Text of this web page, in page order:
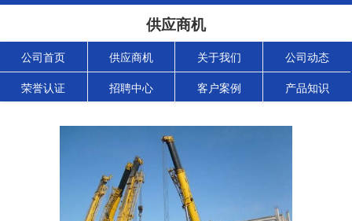
供应商机
公司首页 供应商机 关于我们 公司动态
荣誉认证 招聘中心 客户案例 产品知识